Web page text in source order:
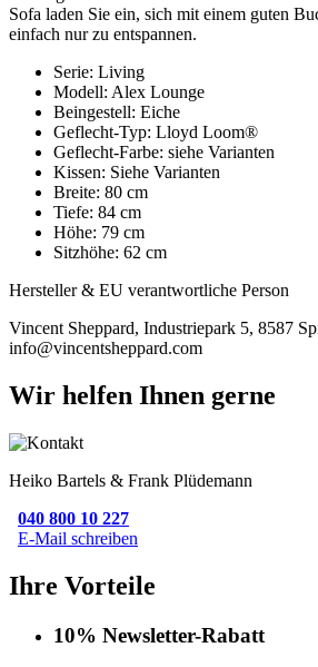
Sofa laden Sie ein, sich mit einem guten
einfach nur zu entspannen.
Serie: Living
Modell: Alex Lounge
Beingestell: Eiche
Geflecht-Typ: Lloyd Loom®
Geflecht-Farbe: siehe Varianten
Kissen: Siehe Varianten
Breite: 80 cm
Tiefe: 84 cm
Höhe: 79 cm
Sitzhöhe: 62 cm
Hersteller & EU verantwortliche Person
Vincent Sheppard, Industriepark 5, 8587
info@vincentsheppard.com
Wir helfen Ihnen gerne
Heiko Bartels & Frank Plüdemann
040 800 10 227
E-Mail schreiben
Ihre Vorteile
10% Newsletter-Rabatt